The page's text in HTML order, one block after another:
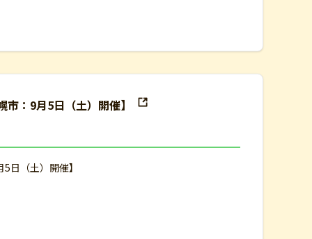
：9月5日（土）開催】
日（土）開催】